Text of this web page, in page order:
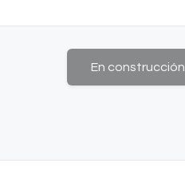
En construcción